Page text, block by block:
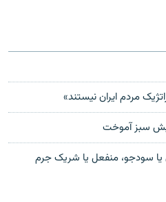
مردم ايران نيستند»
سبز آموخت
يا سودجو، منفعل يا شريک جرم